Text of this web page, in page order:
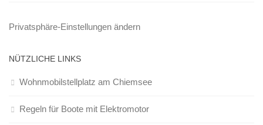
Privatsphäre-Einstellungen ändern
NÜTZLICHE LINKS
Wohnmobilstellplatz am Chiemsee
Regeln für Boote mit Elektromotor